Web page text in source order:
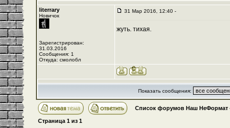
literrary
Новичок
Зарегистрирован:
31.03.2016
Сообщения: 1
Откуда: смолобл
31 Мар 2016, 12:40 -
жуть. тихая.
Показать сообщения:
Список форумов Наш НеФормат
Страница 1 из 1